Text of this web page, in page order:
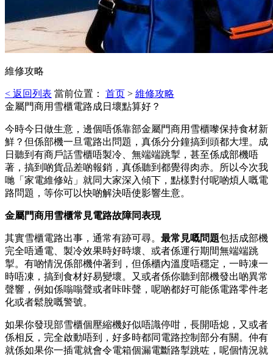
維修攻略
< 返回列表 當前位置： 首页 > 維修攻略
金屬門商用雪櫃電路成日壞點算好？
今時今日做生意，邊個唔係靠部金屬門商用雪櫃嚟保持食材新
鮮？但係部機一旦電路出問題，真係分分鐘搞到頭都大埋。成
日聽到有商戶話雪櫃唔製冷、無端端跳掣，甚至係成部機唔
著，搞到啲貨品差啲報銷，真係聽到都覺得肉赤。所以今次我
哋「家電維修站」就同大家深入傾下，點樣對付呢啲煩人嘅電
路問題，等你可以快啲解決唔使影響生意。
金屬門商用雪櫃常見電路故障同表現
其實雪櫃電路出事，通常有跡可尋。 最常見嘅問題包括成部機
完全唔通電、製冷效果時好時壞、或者係運行期間無端端跳
掣。有啲情況係部機仲著到，但係櫃內溫度唔穩定，一時凍一
時唔凍，搞到食材好易變壞。又或者係你聽到部機發出啲異常
聲響，例如係嗡嗡聲或者咔咔聲，呢啲都好可能係電路零件老
化或者鬆脫嘅警號。
如果你發現部雪櫃個壓縮機好似唔識停咁，長開唔熄，又或者
係相反，完全啟動唔到，好多時都同電路控制部分有關。仲有
就係如果你一插電就會令電箱個漏電斷路掣跳咗，呢個情況就